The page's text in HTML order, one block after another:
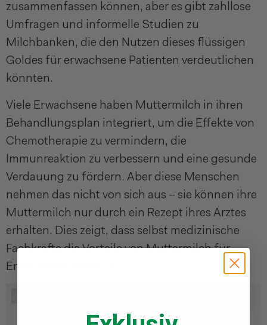
zusammenfassen können, aber es gibt zahllose
Umfragen und informelle Studien zu
Milchbanken, die den Nutzen dieses flüssigen
Goldes für erwachsene Patienten verdeutlichen
könnten.
Viele Erwachsene haben Muttermilch in ihren
Behandlungsplan integriert, um die Effekte von
Chemotherapie zu vermindern, die
Immunreaktion zu verbessern und eine gesunde
Verdauung zu fördern. Aber diese Menschen
nehmen das nicht von sich aus – sie können ihre
Muttermilch nur durch ein Rezept ihres Arztes
erhalten. Dies zeigt, dass selbst medizinische
Fachkräfte die Vorteile von Muttermilch für
Erwachsene erkennen.